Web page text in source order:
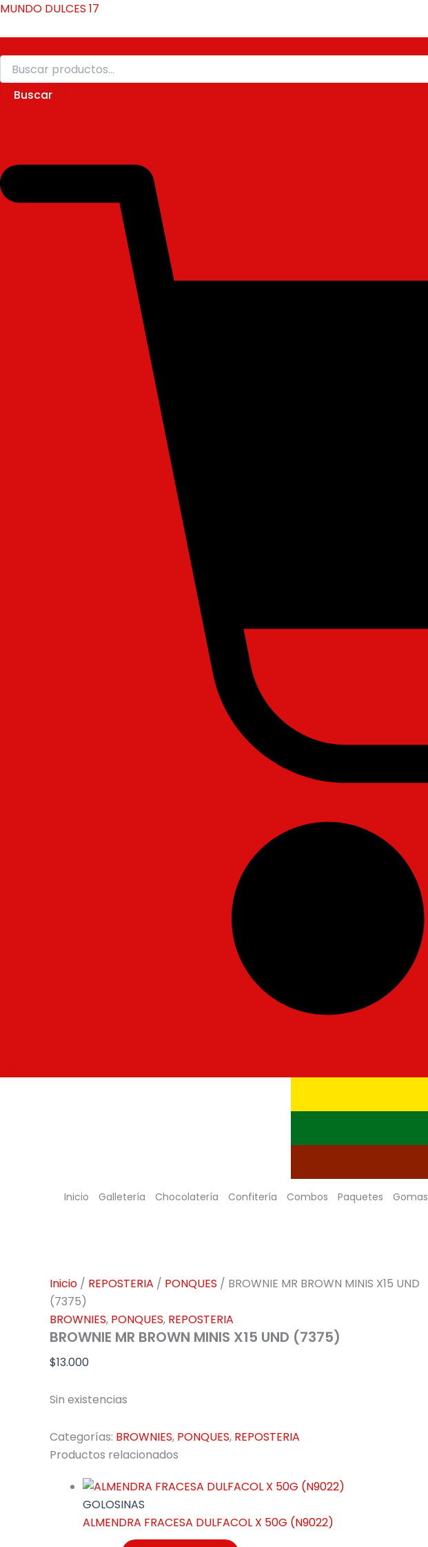
Ir
MUNDO DULCES 17
Buscar
Buscar
Inicio Galletería Chocolatería Confitería Combos Paquetes Gomas
Inicio / REPOSTERIA / PONQUES / BROWNIE MR BROWN MINIS X15 UND
(7375)
BROWNIES, PONQUES, REPOSTERIA
BROWNIE MR BROWN MINIS X15 UND (7375)
$13.000
Sin existencias
Categorías: BROWNIES, PONQUES, REPOSTERIA
Productos relacionados
GOLOSINAS
ALMENDRA FRACESA DULFACOL X 50G (N9022)